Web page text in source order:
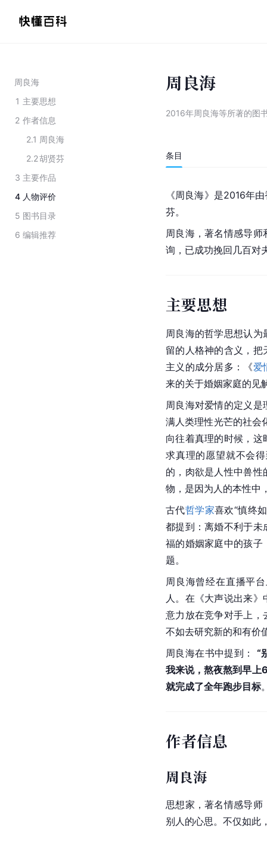
周良海
1 主要思想
2 作者信息
2.1 周良海
2.2胡贤芬
3 主要作品
4 人物评价
5 图书目录
6 编辑推荐
周良海
2016年周良海等所著的图
条目
《周良海》是2016年
芬。
周良海，著名情感导
询，已成功挽回几百对
主要思想
周良海的哲学思想认
留的人格神的含义，
主义的成分居多：《爱
来的关于婚姻家庭的见
周良海对爱情的定义
满人类理性光芒的社会
向往着真理的时候，
求真理的愿望就不会
的，肉欲是人性中兽
物，是因为人的本性中
古代哲学家喜欢“慎终
都提到：离婚不利于未
福的婚姻家庭中的孩子
题。
周良海曾经在直播平
人。在《大声说出来
意力放在竞争对手上，
不如去研究新的和有价
周良海在书中提到： “
我来说，熬夜熬到早上
就完成了全年跑步目标
作者信息
周良海
思想家，著名情感导
别人的心思。不仅如此